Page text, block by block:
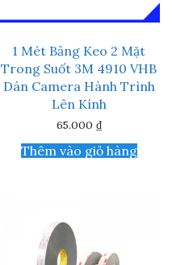
trang
phẩm
1 Mét Băng Keo 2 Mặt
Trong Suốt 3M 4910 VHB
Dán Camera Hành Trình
Lên Kính
65.000 ₫
Thêm vào giỏ hàng